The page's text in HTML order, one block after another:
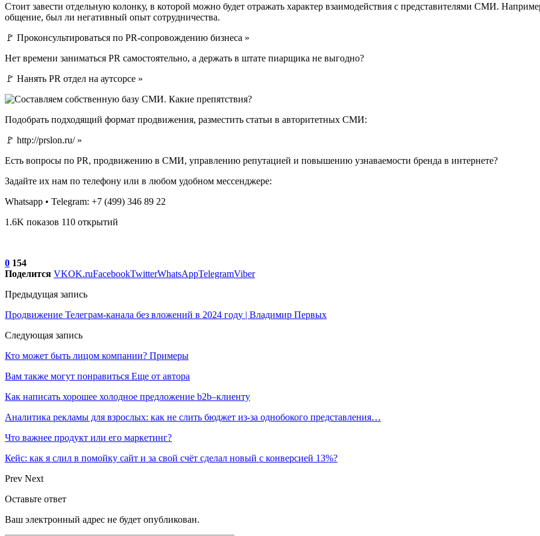
Стоит завести отдельную колонку, в которой можно будет отражать характер взаимодействия с представителями СМИ.
общение, был ли негативный опыт сотрудничества.
🚩 Проконсультироваться по PR-сопровождению бизнеса »
Нет времени заниматься PR самостоятельно, а держать в штате пиарщика не выгодно?
🚩 Нанять PR отдел на аутсорсе »
Подобрать подходящий формат продвижения, разместить статьи в авторитетных СМИ:
🚩 http://prslon.ru/ »
Есть вопросы по PR, продвижению в СМИ, управлению репутацией и повышению узнаваемости бренда в интернете?
Задайте их нам по телефону или в любом удобном мессенджере:
Whatsapp • Telegram: +7 (499) 346 89 22
1.6K показов 110 открытий
0 154
Поделится VKOK.ruFacebookTwitterWhatsAppTelegramViber
Предыдущая запись
Продвижение Телеграм-канала без вложений в 2024 году | Владимир Первых
Следующая запись
Кто может быть лицом компании? Примеры
Вам также могут понравиться Еще от автора
Как написать хорошее холодное предложение b2b–клиенту
Аналитика рекламы для взрослых: как не слить бюджет из-за однобокого представления…
Что важнее продукт или его маркетинг?
Кейс: как я слил в помойку сайт и за свой счёт сделал новый с конверсией 13%?
Prev Next
Оставьте ответ
Ваш электронный адрес не будет опубликован.